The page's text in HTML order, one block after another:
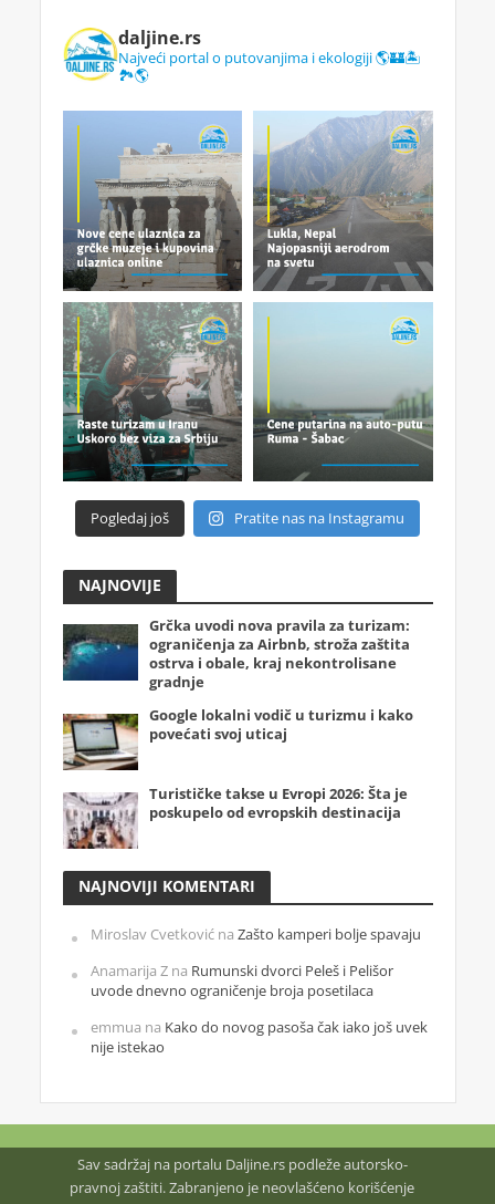
daljine.rs
Najveći portal o putovanjima i ekologiji 🌎🏰🏝️
🏞️🌎
Pogledaj još Pratite nas na Instagramu
NAJNOVIJE
Grčka uvodi nova pravila za turizam:
ograničenja za Airbnb, stroža zaštita
ostrva i obale, kraj nekontrolisane
gradnje
Google lokalni vodič u turizmu i kako
povećati svoj uticaj
Turističke takse u Evropi 2026: Šta je
poskupelo od evropskih destinacija
NAJNOVIJI KOMENTARI
Miroslav Cvetkovićna Zašto kamperi bolje spavaju
Anamarija Zna Rumunski dvorci Peleš i Pelišor
uvode dnevno ograničenje broja posetilaca
emmua na Kako do novog pasoša čak iako još uvek
nije istekao
Sav sadržaj na portalu Daljine.rs podleže autorsko-
pravnoj zaštiti. Zabranjeno je neovlašćeno korišćenje